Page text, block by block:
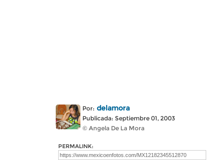
Por: delamora
Publicada: Septiembre 01, 2003
© Angela De La Mora
PERMALINK: